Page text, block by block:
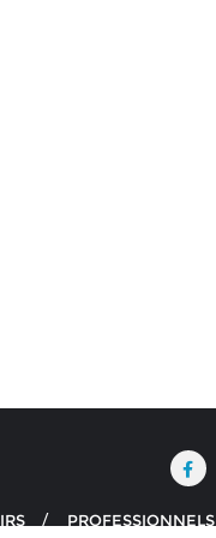
PROFESSIONNELS